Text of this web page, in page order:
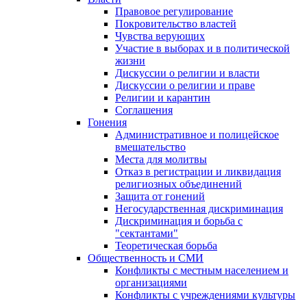
Правовое регулирование
Покровительство властей
Чувства верующих
Участие в выборах и в политической
жизни
Дискуссии о религии и власти
Дискуссии о религии и праве
Религии и карантин
Соглашения
Гонения
Административное и полицейское
вмешательство
Места для молитвы
Отказ в регистрации и ликвидация
религиозных объединений
Защита от гонений
Негосударственная дискриминация
Дискриминация и борьба с
"сектантами"
Теоретическая борьба
Общественность и СМИ
Конфликты с местным населением и
организациями
Конфликты с учреждениями культуры